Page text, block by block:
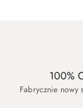
100%
Fabrycznie nowy